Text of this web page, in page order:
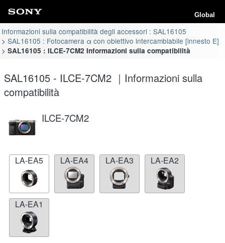
Global
Informazioni sulla compatibilità degli accessori : SAL16105
SAL16105 : Fotocamera α con obiettivo intercambiabile [innesto E]
SAL16105 : ILCE-7CM2 Informazioni sulla compatibilità
SAL16105 - ILCE-7CM2 ｜Informazioni sulla
compatibilità
ILCE-7CM2
LA-EA5 LA-EA4 LA-EA3 LA-EA2
LA-EA1